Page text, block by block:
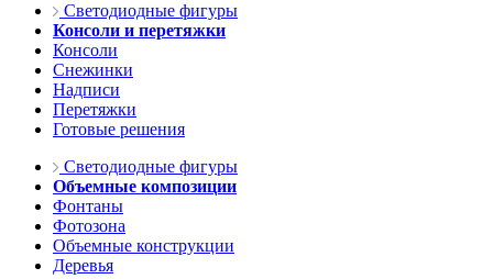
Светодиодные фигуры
Консоли и перетяжки
Консоли
Снежинки
Надписи
Перетяжки
Готовые решения
Светодиодные фигуры
Объемные композиции
Фонтаны
Фотозона
Объемные конструкции
Деревья